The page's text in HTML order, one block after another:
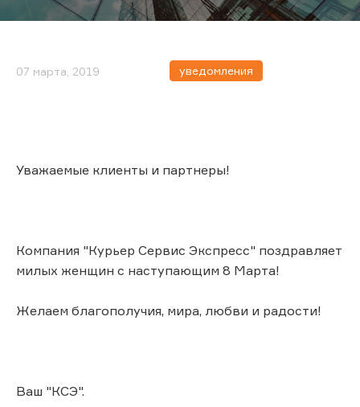
07 марта, 2019 уведомления
Уважаемые клиенты и партнеры!
Компания "Курьер Сервис Экспресс" поздравляет
милых женщин с наступающим 8 Марта!
Желаем благополучия, мира, любви и радости!
Ваш "КСЭ".